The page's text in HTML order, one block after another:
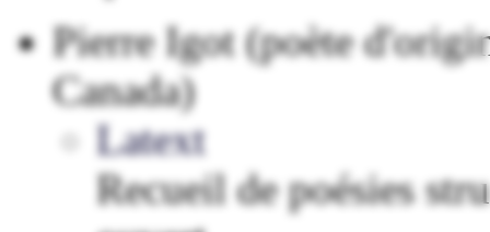
Pierre Igot (poète
Canada)
Latext
Recueil de poésies